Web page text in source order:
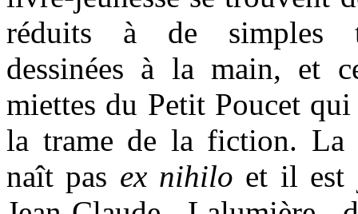
réduits à de simples
dessinées à la main, et
miettes du Petit Poucet
la trame de la fiction. La
naît pas ex nihilo et il est